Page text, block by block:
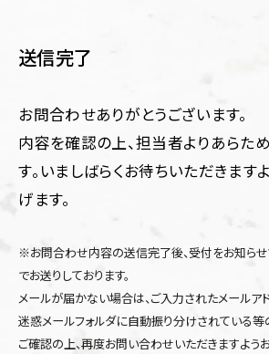
送信完了
お問合わせありがとうございます。
内容を確認の上、担当者よりあらた
す。 いましばらくお待ちいただきます
げます。
※お問合わせ内容の送信完了後、受付をお知ら
でお送りしております。
メールが届かない場合は、ご入力されたメールア
迷惑メールフォルダに自動振り分けされている等
ご確認の上、再度お問い合わせいただきますよう